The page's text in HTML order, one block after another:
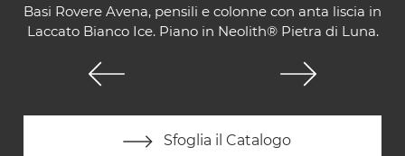
Basi Rovere Avena, pensili e colonne con anta liscia in
Laccato Bianco Ice. Piano in Neolith® Pietra di Luna.
Sfoglia il Catalogo